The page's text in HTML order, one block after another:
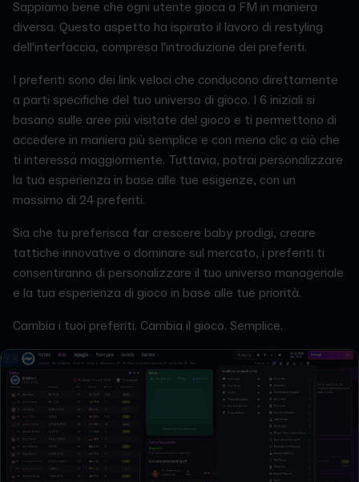
Sappiamo bene che ogni utente gioca a FM in maniera
diversa. Questo aspetto ha ispirato il lavoro di restyling
dell'interfaccia, compresa l'introduzione dei preferiti.
I preferiti sono dei link veloci che conducono direttamente
a parti specifiche del tuo universo di gioco. I 6 iniziali si
basano sulle aree più visitate del gioco e ti permettono di
accedere in maniera più semplice e con meno clic a ciò che
ti interessa maggiormente. Tuttavia, potrai personalizzare
la tua esperienza in base alle tue esigenze, con un
massimo di 24 preferiti.
Sia che tu preferisca far crescere baby prodigi, creare
tattiche innovative o dominare sul mercato, i preferiti ti
consentiranno di personalizzare il tuo universo manageriale
e la tua esperienza di gioco in base alle tue priorità.
Cambia i tuoi preferiti. Cambia il gioco. Semplice.